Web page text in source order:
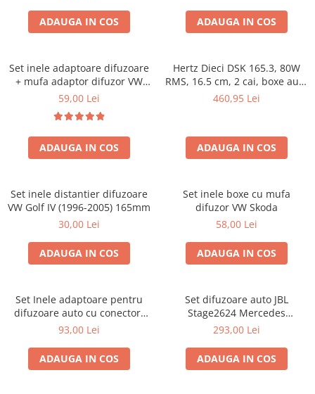
ADAUGA IN COS ADAUGA IN COS
Set inele adaptoare difuzoare
+ mufa adaptor difuzor VW
Golf IV
59,00 Lei
ADAUGA IN COS
Hertz Dieci DSK 165.3, 80W
RMS, 16.5 cm, 2 cai, boxe auto
sisteme
460,95 Lei
ADAUGA IN COS
Set inele distantier difuzoare
VW Golf IV (1996-2005) 165mm
30,00 Lei
ADAUGA IN COS
Set inele boxe cu mufa
difuzor VW Skoda
58,00 Lei
ADAUGA IN COS
Set Inele adaptoare pentru
difuzoare auto cu conectori
VW Passat B6 fata
93,00 Lei
ADAUGA IN COS
Set difuzoare auto JBL
Stage2624 Mercedes
Vito/Viano, VW Crafter
293,00 Lei
ADAUGA IN COS